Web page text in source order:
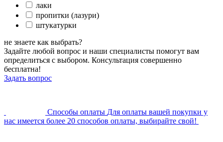
лаки
пропитки (лазури)
штукатурки
не знаете как выбрать?
Задайте любой вопрос и наши специалисты помогут вам
определиться с выбором. Консультация совершенно
бесплатна!
Задать вопрос
Cпособы оплаты Для оплаты вашей покупки у
нас имеется более 20 способов оплаты, выбирайте свой!